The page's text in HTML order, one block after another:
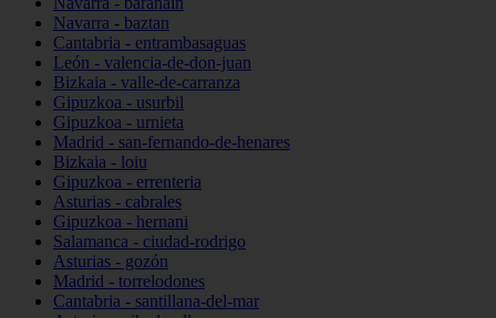
Navarra - baztan
Cantabria - entrambasaguas
León - valencia-de-don-juan
Bizkaia - valle-de-carranza
Gipuzkoa - usurbil
Gipuzkoa - urnieta
Madrid - san-fernando-de-henares
Bizkaia - loiu
Gipuzkoa - errenteria
Asturias - cabrales
Gipuzkoa - hernani
Salamanca - ciudad-rodrigo
Asturias - gozón
Madrid - torrelodones
Cantabria - santillana-del-mar